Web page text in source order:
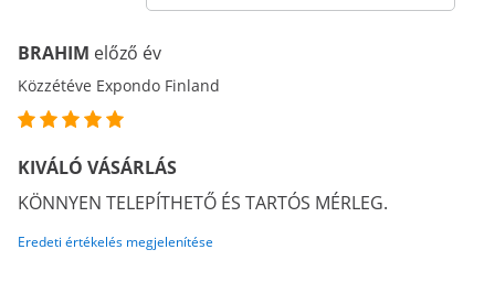
BRAHIM előző év
Közzétéve Expondo Finland
KIVÁLÓ VÁSÁRLÁS
KÖNNYEN TELEPÍTHETŐ ÉS TARTÓS MÉRLEG.
Eredeti értékelés megjelenítése